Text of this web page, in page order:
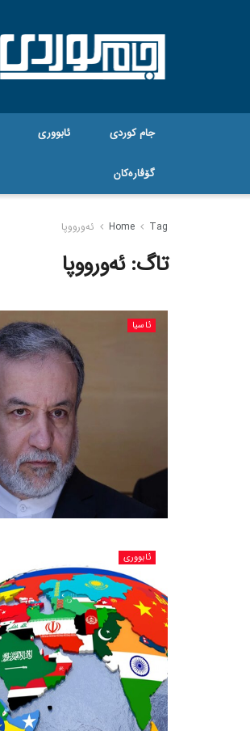
جام کوردی ئابووری
گۆڤاره‌کان
Home Tag ئەورووپا
تاگ:ئەورووپا
ئاسیا
ئابووری